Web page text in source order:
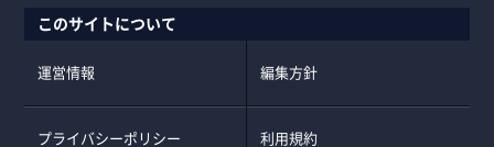
このサイトについて
運営情報 編集方針
プライバシーポリシー 利用規約